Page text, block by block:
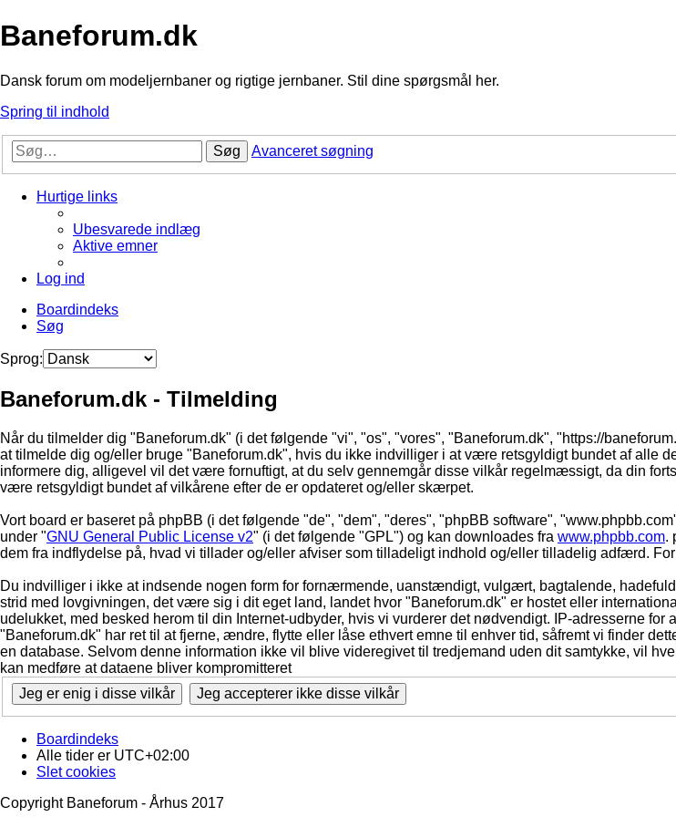
Baneforum.dk
Dansk forum om modeljernbaner og rigtige jernbaner. Stil dine spørgsmål her.
Spring til indhold
Søg Avanceret søgning
Hurtige links
Ubesvarede indlæg
Aktive emner
Log ind
Boardindeks
Søg
Sprog:
Baneforum.dk - Tilmelding
Når du tilmelder dig "Baneforum.dk" (i det følgende "vi", "os", "vores", "Baneforum.dk", "https://
at tilmelde dig og/eller bruge "Baneforum.dk", hvis du ikke indvilliger i at være retsgyldigt bundet af alle
informere dig, alligevel vil det være fornuftigt, at du selv gennemgår disse vilkår regelmæssigt, da din
være retsgyldigt bundet af vilkårene efter de er opdateret og/eller skærpet.
Vort board er baseret på phpBB (i det følgende "de", "dem", "deres", "phpBB software",
under "GNU General Public License v2" (i det følgende "GPL") og kan downloades fra www.phpbb.com.
dem fra indflydelse på, hvad vi tillader og/eller afviser som tilladeligt indhold og/eller tilladelig adfærd.
Du indvilliger i ikke at indsende nogen form for fornærmende, uanstændigt, vulgært, bagtalende,
strid med lovgivningen, det være sig i dit eget land, landet hvor "Baneforum.dk" er hostet eller
udelukket, med besked herom til din Internet-udbyder, hvis vi vurderer det nødvendigt. IP-adresserne
"Baneforum.dk" har ret til at fjerne, ændre, flytte eller låse ethvert emne til enhver tid, såfremt vi finder
en database. Selvom denne information ikke vil blive videregivet til tredjemand uden dit samtykke, vil
kan medføre at dataene bliver kompromitteret
Boardindeks
Alle tider er UTC+02:00
Slet cookies
Copyright Baneforum - Århus 2017